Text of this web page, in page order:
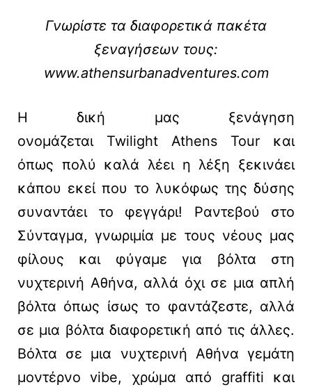
Γνωρίστε τα διαφορετικά πακέτα
ξεναγήσεων τους:
www.athensurbanadventures.com
Η δική μας ξενάγηση
ονομάζεται Twilight Athens Tour και
όπως πολύ καλά λέει η λέξη ξεκινάει
κάπου εκεί που το λυκόφως της δύσης
συναντάει το φεγγάρι! Ραντεβού στο
Σύνταγμα, γνωριμία με τους νέους μας
φίλους και φύγαμε για βόλτα στη
νυχτερινή Αθήνα, αλλά όχι σε μια απλή
βόλτα όπως ίσως το φαντάζεστε, αλλά
σε μια βόλτα διαφορετική από τις άλλες.
Βόλτα σε μια νυχτερινή Αθήνα γεμάτη
μοντέρνο vibe, χρώμα από graffiti και